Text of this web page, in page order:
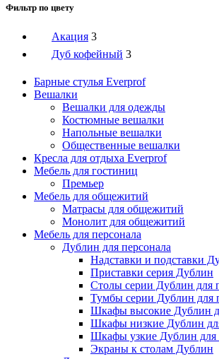
Фильтр по цвету
Акация 3
Дуб кофейный 3
Барные стулья Everprof
Вешалки
Вешалки для одежды
Костюмные вешалки
Напольные вешалки
Общественные вешалки
Кресла для отдыха Everprof
Мебель для гостиниц
Премьер
Мебель для общежитий
Матрасы для общежитий
Монолит для общежитий
Мебель для персонала
Дублин для персонала
Надставки и подставки
Приставки серия Дублин
Столы серии Дублин для
Тумбы серии Дублин для
Шкафы высокие Дублин
Шкафы низкие Дублин
Шкафы узкие Дублин для
Экраны к столам Дублин